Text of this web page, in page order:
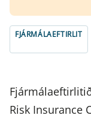
FJÁRMÁLAEFTIRLIT
Risk Insurance